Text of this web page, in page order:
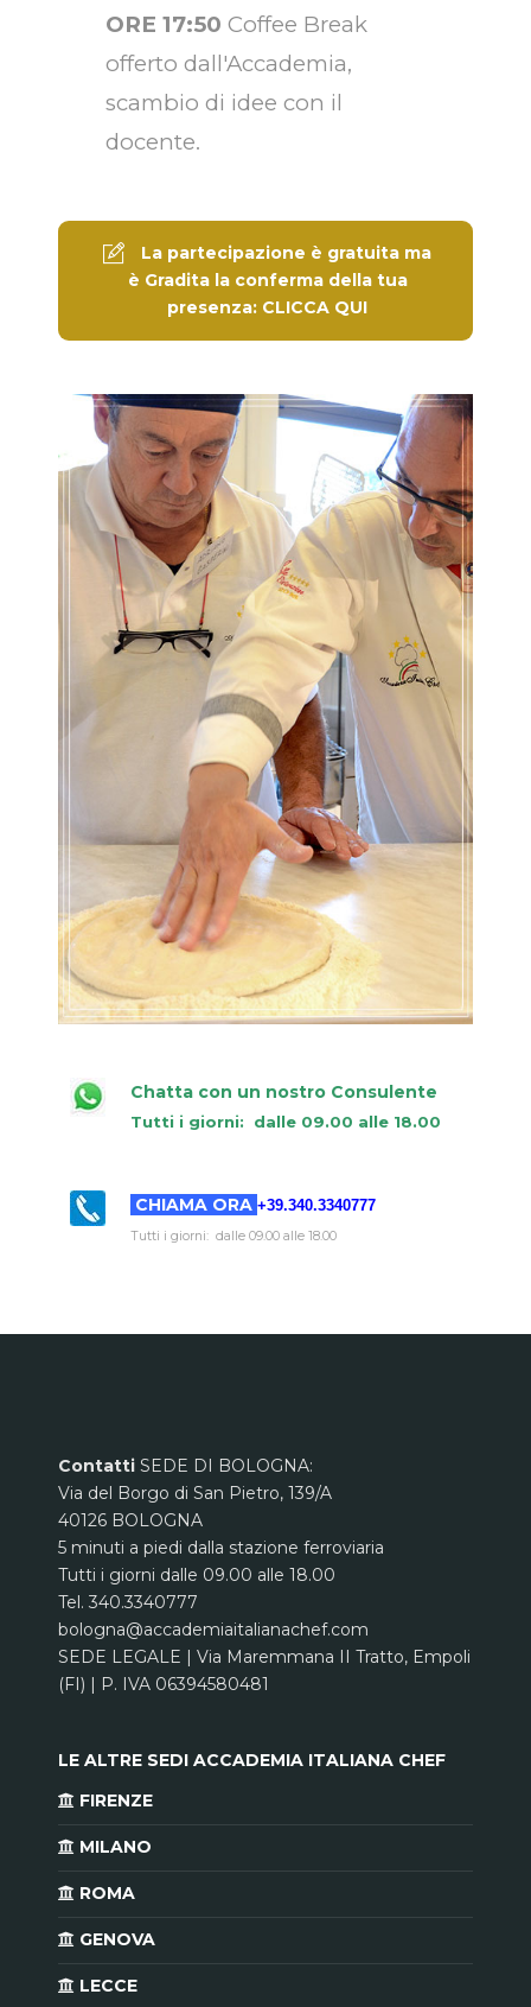
ORE 17:50 Coffee Break
offerto dall'Accademia,
scambio di idee con il
docente.
La partecipazione è gratuita ma
è Gradita la conferma della tua
presenza: CLICCA QUI
Chatta con un nostro Consulente
Tutti i giorni: dalle 09.00 alle 18.00
CHIAMA ORA +39.340.3340777
Tutti i giorni: dalle 09.00 alle 18.00
Contatti SEDE DI BOLOGNA:
Via del Borgo di San Pietro, 139/A
40126 BOLOGNA
5 minuti a piedi dalla stazione ferroviaria
Tutti i giorni dalle 09.00 alle 18.00
Tel. 340.3340777
bologna@accademiaitalianachef.com
SEDE LEGALE | Via Maremmana II Tratto, Empoli
(FI) | P. IVA 06394580481
LE ALTRE SEDI ACCADEMIA ITALIANA CHEF
FIRENZE
MILANO
ROMA
GENOVA
LECCE